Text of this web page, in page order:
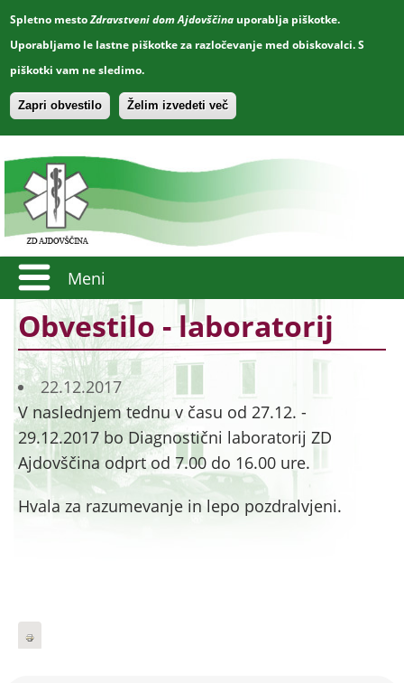
Spletno mestoZdravstveni dom Ajdovščina uporablja piškotke.
Uporabljamo le lastne piškotke za razločevanje med obiskovalci. S
piškotki vam ne sledimo.
Zapri obvestilo Želim izvedeti več
Meni
Obvestilo - laboratorij
22.12.2017
V naslednjem tednu v času od 27.12. -
29.12.2017 bo Diagnostični laboratorij ZD
Ajdovščina odprt od 7.00 do 16.00 ure.
Hvala za razumevanje in lepo pozdralvjeni.